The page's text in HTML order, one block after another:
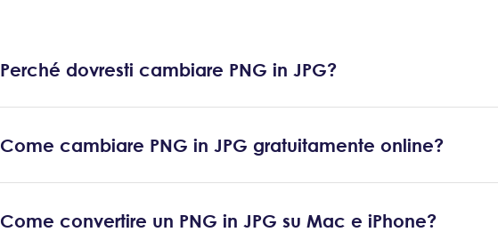
Perché dovresti cambiare PNG in JPG?
Come cambiare PNG in JPG gratuitamente online?
Come convertire un PNG in JPG su Mac e iPhone?